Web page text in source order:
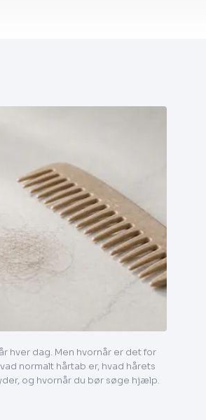
hver dag. Men hvornår er det for
normalt hårtab er, hvad hårets
og hvornår du bør søge hjælp.